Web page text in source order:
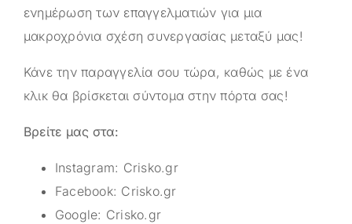
ενημέρωση των επαγγελματιών για μια
μακροχρόνια σχέση συνεργασίας μεταξύ μας!
Κάνε την παραγγελία σου τώρα, καθώς με ένα
κλικ θα βρίσκεται σύντομα στην πόρτα σας!
Βρείτε μας στα:
Instagram: Crisko.gr
Facebook: Crisko.gr
Google: Crisko.gr